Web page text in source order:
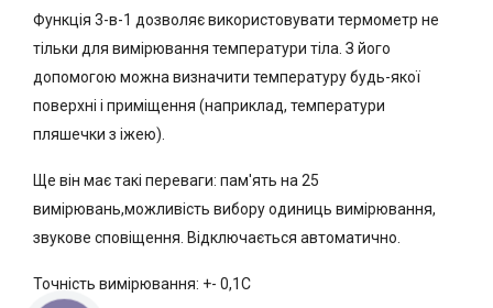
Функція 3-в-1 дозволяє використовувати термометр не
тільки для вимірювання температури тіла. З його
допомогою можна визначити температуру будь-якої
поверхні і приміщення (наприклад, температури
пляшечки з іжею).
Ще він має такі переваги: пам'ять на 25
вимірювань,можливість вибору одиниць вимірювання,
звукове сповіщення. Відключається автоматично.
Точність вимірювання: +- 0,1С